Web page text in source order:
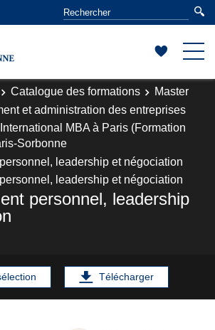
Catalogue des formations
Master
et administration des entreprises
MBA à Paris (Formation
Sorbonne
leadership et négociation
leadership et négociation
personnel, leadership
Télécharger